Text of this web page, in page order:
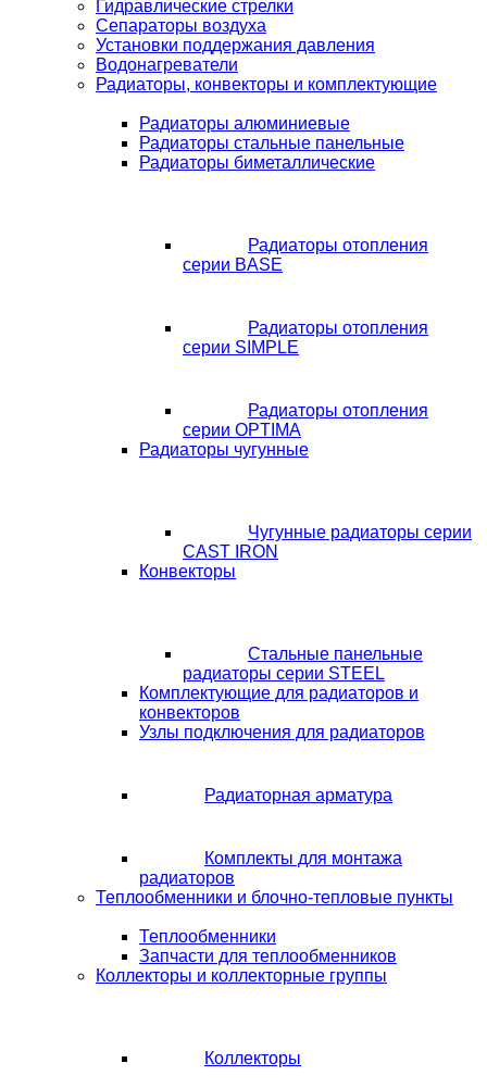
Гидравлические стрелки
Сепараторы воздуха
Установки поддержания давления
Водонагреватели
Радиаторы, конвекторы и комплектующие
Радиаторы алюминиевые
Радиаторы стальные панельные
Радиаторы биметаллические
Радиаторы отопления
серии BASE
Радиаторы отопления
серии SIMPLE
Радиаторы отопления
серии OPTIMA
Радиаторы чугунные
Чугунные радиаторы серии
CAST IRON
Конвекторы
Стальные панельные
радиаторы серии STEEL
Комплектующие для радиаторов и
конвекторов
Узлы подключения для радиаторов
Радиаторная арматура
Комплекты для монтажа
радиаторов
Теплообменники и блочно-тепловые пункты
Теплообменники
Запчасти для теплообменников
Коллекторы и коллекторные группы
Коллекторы